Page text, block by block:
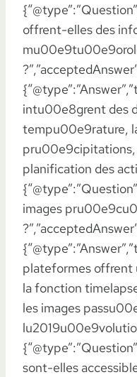
offrent-elles des
intu00e8grent des
tempu00e9rature,
pru00e9cipitations,
planification des
images
plateformes
la fonction
les images
sont-elles